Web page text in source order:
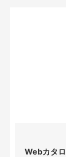
Webカタ